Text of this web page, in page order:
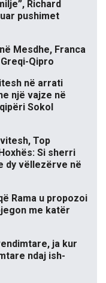
Richard
pushimet
Mesdhe, Franca
Qipro
në arrati
një vajze në
Sokol
Top
Si sherri
dy vëllezërve në
Rama u propozoi
me katër
ja kur
ndaj ish-